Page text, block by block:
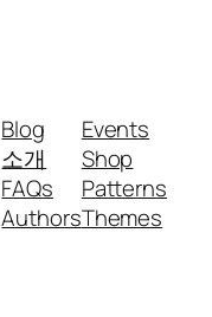
Blog
소개
FAQs
Authors
Events
Shop
Patterns
Themes